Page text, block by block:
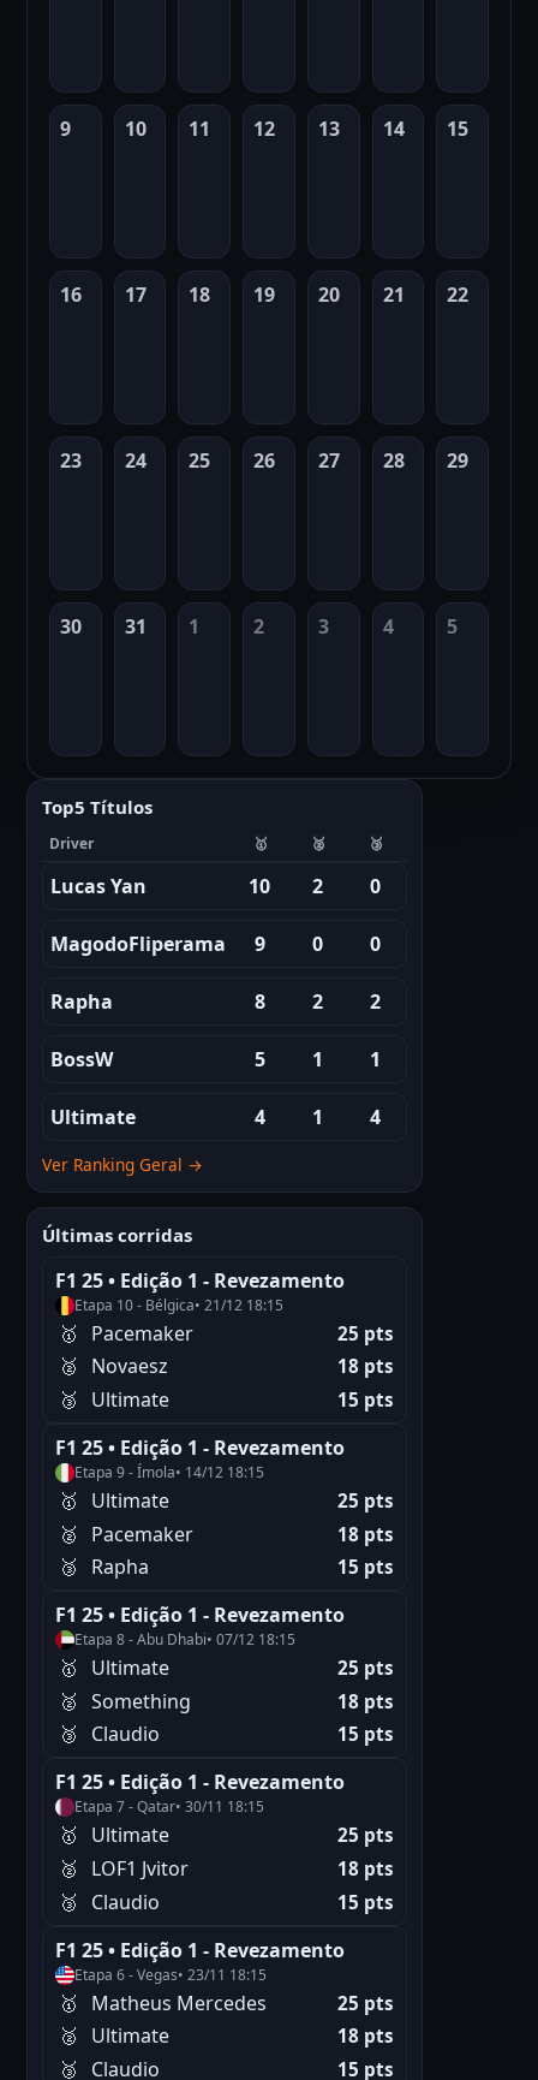
Top5 Títulos
Driver 🥇 🥈 🥉
Lucas Yan 10 2 0
MagodoFliperama 9 0 0
Rapha 8 2 2
BossW 5 1 1
Ultimate 4 1 4
Ver Ranking Geral →
Últimas corridas
F1 25 • Edição 1 - Revezamento
Etapa 10 - Bélgica• 21/12 18:15
🥇 Pacemaker 25 pts
🥈 Novaesz 18 pts
🥉 Ultimate 15 pts
F1 25 • Edição 1 - Revezamento
Etapa 9 - Ímola• 14/12 18:15
🥇 Ultimate 25 pts
🥈 Pacemaker 18 pts
🥉 Rapha 15 pts
F1 25 • Edição 1 - Revezamento
Etapa 8 - Abu Dhabi• 07/12 18:15
🥇 Ultimate 25 pts
🥈 Something 18 pts
🥉 Claudio 15 pts
F1 25 • Edição 1 - Revezamento
Etapa 7 - Qatar• 30/11 18:15
🥇 Ultimate 25 pts
🥈 LOF1 Jvitor 18 pts
🥉 Claudio 15 pts
F1 25 • Edição 1 - Revezamento
Etapa 6 - Vegas• 23/11 18:15
🥇 Matheus Mercedes 25 pts
🥈 Ultimate 18 pts
🥉 Claudio 15 pts
9 10 11 12 13 14 15
16 17 18 19 20 21 22
23 24 25 26 27 28 29
30 31 1 2 3 4 5